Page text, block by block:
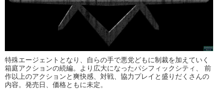
特殊エージェントとなり、自らの手で悪党どもに制裁を加えていく
箱庭アクションの続編。より広大になったパシフィックシティ、 前
作以上のアクションと爽快感、対戦、協力プレイと盛りだくさんの
内容。発売日、価格ともに未定。